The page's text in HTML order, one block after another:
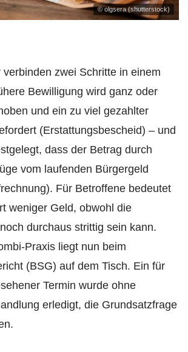
© olgsera (shutterstock)
zwei Schritte in einem
Bewilligung wird ganz oder
und ein zu viel gezahlter
(Erstattungsbescheid) – und
dass der Betrag durch
vom laufenden Bürgergeld
Für Betroffene bedeutet
weniger Geld, obwohl die
durchaus strittig sein kann.
Praxis liegt nun beim
(BSG) auf dem Tisch. Ein für
Termin wurde ohne
erledigt, die Grundsatzfrage